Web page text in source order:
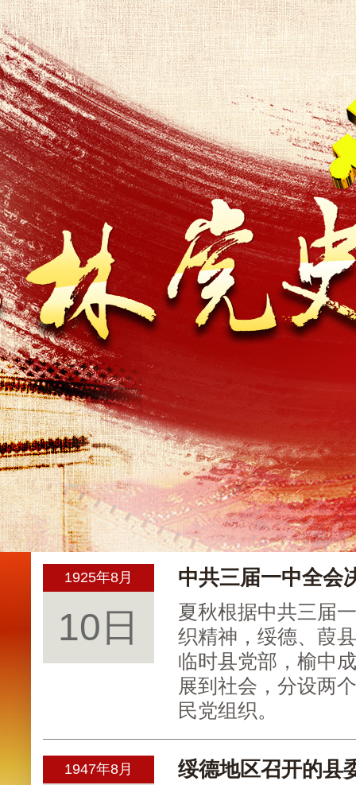
1925年8月
10日
中共三届一中全会
夏秋根据中共三届
织精神，绥德、葭
临时县党部，榆中
展到社会，分设两
民党组织。
1947年8月 绥德地区召开的县